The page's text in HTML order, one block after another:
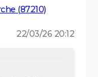
(87210)
22/03/26 20:12